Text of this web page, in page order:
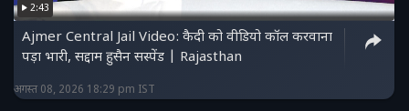
2:43
Ajmer Central Jail Video: कैदी को वीडियो कॉल करवाना
पड़ा भारी, सद्दाम हुसैन सस्पेंड | Rajasthan
अगस्त 08, 2026 18:29 pm IST